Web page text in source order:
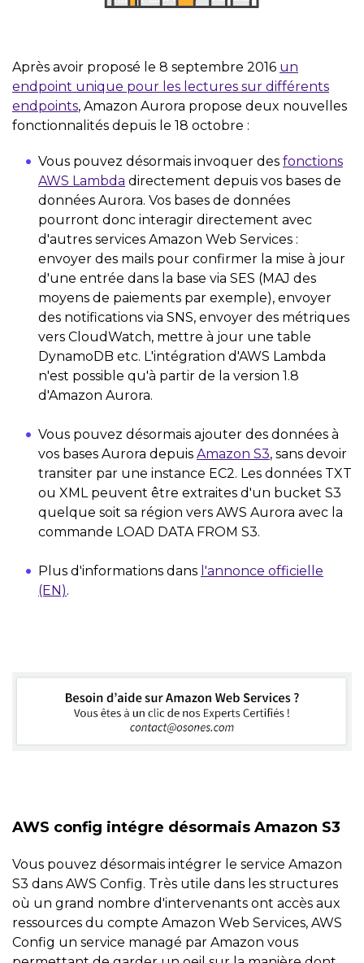
Après avoir proposé le 8 septembre 2016 un
endpoint unique pour les lectures sur différents
endpoints, Amazon Aurora propose deux nouvelles
fonctionnalités depuis le 18 octobre :
Vous pouvez désormais invoquer des fonctions
AWS Lambda directement depuis vos bases de
données Aurora. Vos bases de données
pourront donc interagir directement avec
d'autres services Amazon Web Services :
envoyer des mails pour confirmer la mise à jour
d'une entrée dans la base via SES (MAJ des
moyens de paiements par exemple), envoyer
des notifications via SNS, envoyer des métriques
vers CloudWatch, mettre à jour une table
DynamoDB etc. L'intégration d'AWS Lambda
n'est possible qu'à partir de la version 1.8
d'Amazon Aurora.
Vous pouvez désormais ajouter des données à
vos bases Aurora depuis Amazon S3, sans devoir
transiter par une instance EC2. Les données TXT
ou XML peuvent être extraites d'un bucket S3
quelque soit sa région vers AWS Aurora avec la
commande LOAD DATA FROM S3.
Plus d'informations dans l'annonce officielle
(EN).
AWS config intégre désormais Amazon S3
Vous pouvez désormais intégrer le service Amazon
S3 dans AWS Config. Très utile dans les structures
où un grand nombre d'intervenants ont accès aux
ressources du compte Amazon Web Services, AWS
Config un service managé par Amazon vous